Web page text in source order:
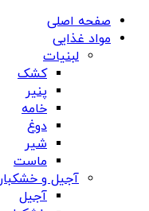
صفحه اصلی
مواد غذایی
لبنیات
کشک
پنیر
خامه
دوغ
شیر
ماست
آجیل و خشکبار
آجیل